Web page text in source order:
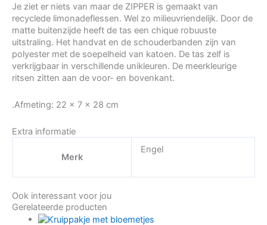
Je ziet er niets van maar de ZIPPER is gemaakt van
recyclede limonadeflessen. Wel zo milieuvriendelijk. Door de
matte buitenzijde heeft de tas een chique robuuste
uitstraling. Het handvat en de schouderbanden zijn van
polyester met de soepelheid van katoen. De tas zelf is
verkrijgbaar in verschillende unikleuren. De meerkleurige
ritsen zitten aan de voor- en bovenkant.
.Afmeting: 22 x 7 x 28 cm
Extra informatie
Merk
Engel
Ook interessant voor jou
Gerelateerde producten